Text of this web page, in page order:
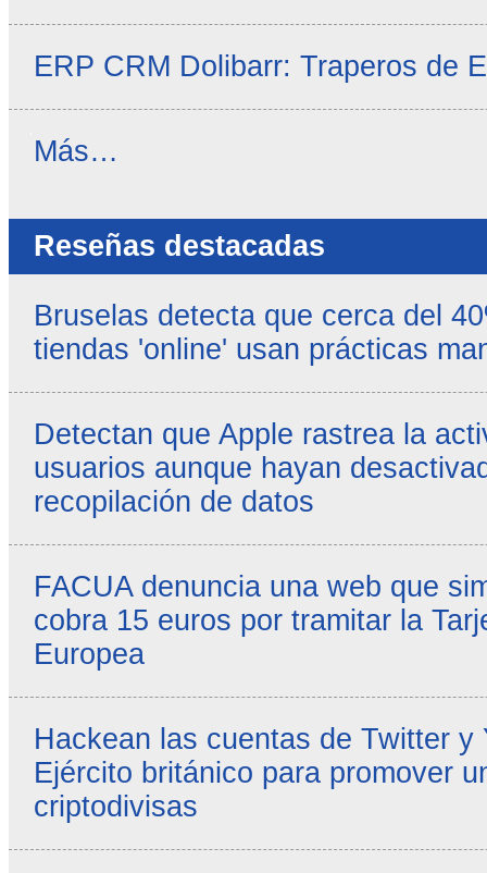
ERP CRM Dolibarr: Traperos de
Noticias
Más…
Reseñas destacadas
Bruselas detecta que cerca del
tiendas 'online' usan prácticas
Detectan que Apple rastrea la
usuarios aunque hayan
recopilación de datos
FACUA denuncia una web que
cobra 15 euros por tramitar la
Europea
Hackean las cuentas de Twitter y
Ejército británico para promover
criptodivisas